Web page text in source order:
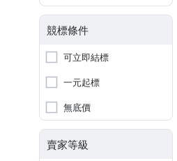
競標條件
可立即結標
一元起標
無底價
賣家等級